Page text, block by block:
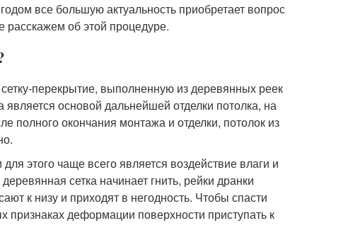
все большую актуальность приобретает вопрос
об этой процедуре.
перекрытие, выполненную из деревянных реек
основой дальнейшей отделки потолка, на
полного окончания монтажа и отделки, потолок из
этого чаще всего является воздействие влаги и
сетка начинает гнить, рейки дранки
к низу и приходят в негодность. Чтобы спасти
признаках деформации поверхности приступать к